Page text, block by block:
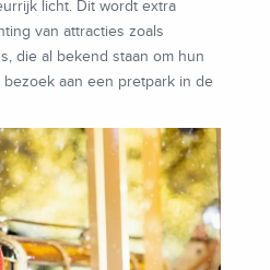
licht. Dit wordt extra
van attracties zoals
die al bekend staan om hun
aan een pretpark in de